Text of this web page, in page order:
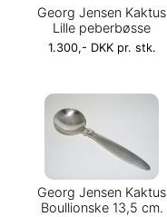
Georg Jensen Kaktus
Lille peberbøsse
1.300,- DKK pr. stk.
Georg Jensen Kaktus
Boullionske 13,5 cm.